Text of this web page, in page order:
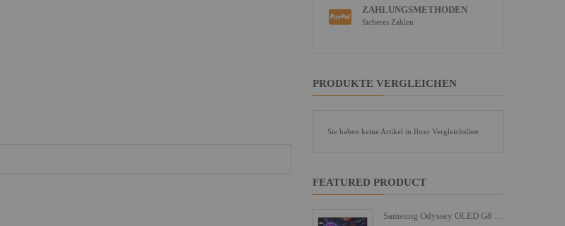
ZAHLUNGSMETHODEN
Sicheres Zahlen
PRODUKTE VERGLEICHEN
Sie haben keine Artikel in Ihrer Vergleichsliste
FEATURED PRODUCT
Samsung Odyssey OLED G8 S27FG810SU - G81SF Series - OLED-Monitor - Gaming - 68.6 cm (27")